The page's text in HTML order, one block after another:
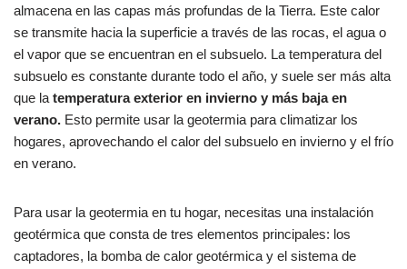
almacena en las capas más profundas de la Tierra. Este calor
se transmite hacia la superficie a través de las rocas, el agua o
el vapor que se encuentran en el subsuelo. La temperatura del
subsuelo es constante durante todo el año, y suele ser más alta
que la temperatura exterior en invierno y más baja en
verano. Esto permite usar la geotermia para climatizar los
hogares, aprovechando el calor del subsuelo en invierno y el frío
en verano.
Para usar la geotermia en tu hogar, necesitas una instalación
geotérmica que consta de tres elementos principales: los
captadores, la bomba de calor geotérmica y el sistema de